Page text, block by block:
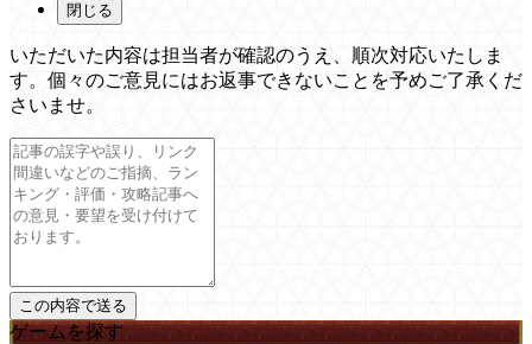
閉じる
いただいた内容は担当者が確認のうえ、順次対応いたしま
す。個々のご意見にはお返事できないことを予めご了承くだ
さいませ。
ゲームを探す